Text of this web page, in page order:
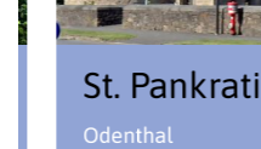
St. Pankratius
Odenthal